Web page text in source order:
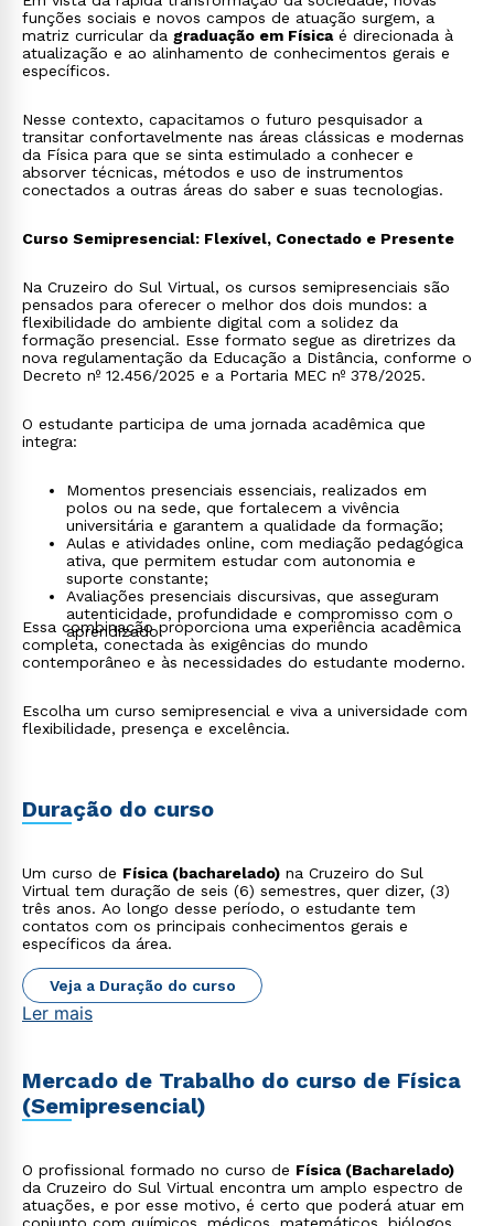
funções sociais e novos campos de atuação surgem, a
matriz curricular da graduação em Físicaé direcionada à
atualização e ao alinhamento de conhecimentos gerais e
específicos.
Nesse contexto, capacitamos o futuro pesquisador a
transitar confortavelmente nas áreas clássicas e modernas
da Física para que se sinta estimulado a conhecer e
absorver técnicas, métodos e uso de instrumentos
conectados a outras áreas do saber e suas tecnologias.
Curso Semipresencial: Flexível, Conectado e Presente
Na Cruzeiro do Sul Virtual, os cursos semipresenciais são
pensados para oferecer o melhor dos dois mundos: a
flexibilidade do ambiente digital com a solidez da
formação presencial. Esse formato segue as diretrizes da
nova regulamentação da Educação a Distância, conforme o
Decreto nº 12.456/2025 e a Portaria MEC nº 378/2025.
O estudante participa de uma jornada acadêmica que
integra:
Momentos presenciais essenciais, realizados em
polos ou na sede, que fortalecem a vivência
universitária e garantem a qualidade da formação;
Aulas e atividades online, com mediação pedagógica
ativa, que permitem estudar com autonomia e
suporte constante;
Avaliações presenciais discursivas, que asseguram
autenticidade, profundidade e compromisso com o
aprendizado.
Essa combinação proporciona uma experiência acadêmica
completa, conectada às exigências do mundo
contemporâneo e às necessidades do estudante moderno.
Escolha um curso semipresencial e viva a universidade com
flexibilidade, presença e excelência.
Duração do curso
Um curso de Física (bacharelado) na Cruzeiro do Sul
Virtual tem duração de seis (6) semestres, quer dizer, (3)
três anos. Ao longo desse período, o estudante tem
contatos com os principais conhecimentos gerais e
específicos da área.
Veja a Duração do curso
Ler mais
Mercado de Trabalho do curso de Física
(Semipresencial)
O profissional formado no curso de Física (Bacharelado)
da Cruzeiro do Sul Virtual encontra um amplo espectro de
atuações, e por esse motivo, é certo que poderá atuar em